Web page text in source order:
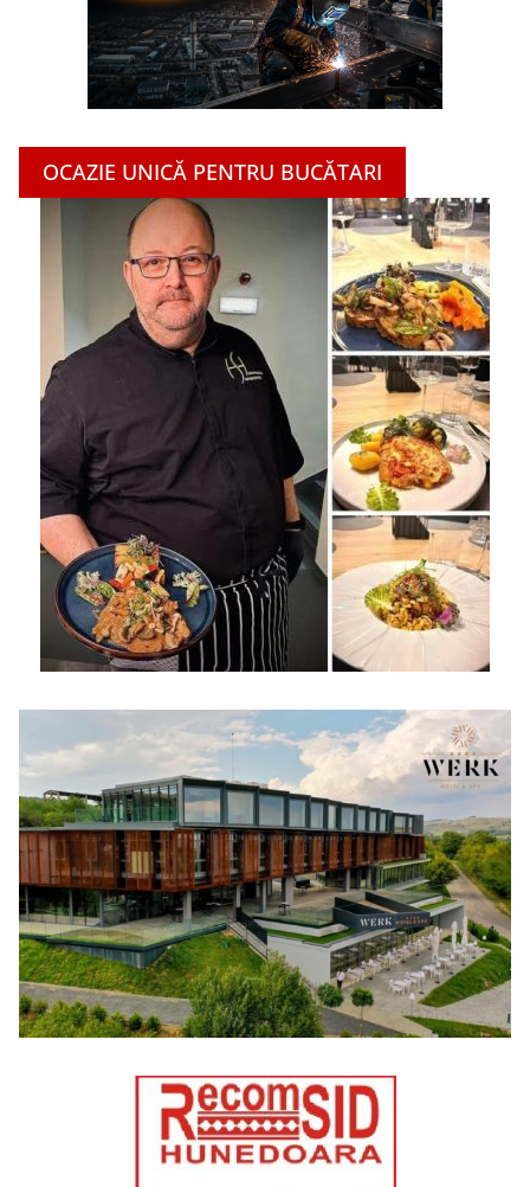
OCAZIE UNICĂ PENTRU BUCĂTARI